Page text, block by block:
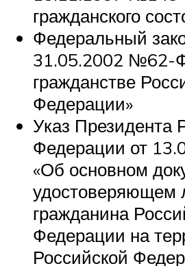
гражданского
Федеральный
31.05.2002 №62-
гражданстве
Федерации»
Указ Президента
Федерации от
«Об основном
удостоверяющем
гражданина
Федерации на
Российской